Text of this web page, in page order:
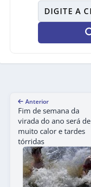
Anterior
Fim de semana da
virada do ano será de
muito calor e tardes
tórridas